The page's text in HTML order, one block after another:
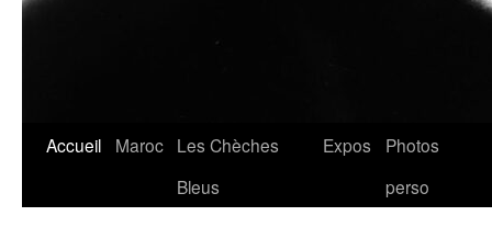
Accueil Maroc Les Chèches
Bleus
Expos
Photos
perso